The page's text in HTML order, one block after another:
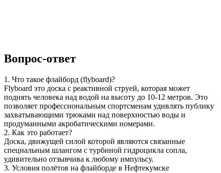
Вопрос-ответ
1. Что такое флайборд (flyboard)?
Flyboard это доска с реактивной струей, которая может
поднять человека над водой на высоту до 10-12 метров. Это
позволяет профессиональным спортсменам удивлять публику
захватывающими трюками над поверхностью воды и
продуманными акробатическими номерами.
2. Как это работает?
Доска, движущей силой которой являются связанные
специальным шлангом с турбиной гидроцикла сопла,
удивительно отзывчива к любому импульсу.
3. Условия полётов на флайборде в Нефтекумске